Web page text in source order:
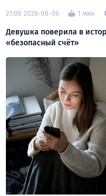
21:00 2026-08-06 1 мин
Девушка поверила в
«безопасный счёт»